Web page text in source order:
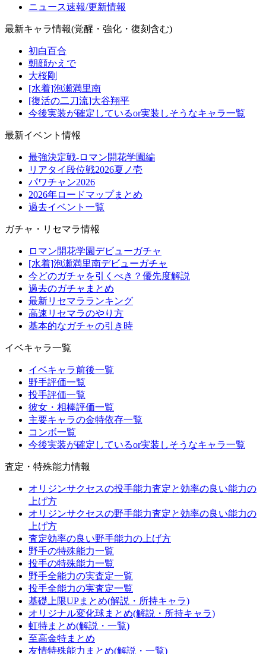
ニュース速報/更新情報
最新キャラ情報(覚醒・強化・復刻含む)
初白百合
朝顔かえで
大桜剛
[水着]泡瀬満里南
[復活の二刀流]大谷翔平
今後実装が確定しているor実装しそうなキャラ一覧
最新イベント情報
最強決定戦-ロマン開花学園編
リアタイ段位戦2026夏ノ壱
パワチャン2026
2026年ロードマップまとめ
過去イベント一覧
ガチャ・リセマラ情報
ロマン開花学園デビューガチャ
[水着]泡瀬満里南デビューガチャ
今どのガチャを引くべき？優先度解説
過去のガチャまとめ
最新リセマラランキング
高速リセマラのやり方
基本的なガチャの引き時
イベキャラ一覧
イベキャラ前後一覧
野手評価一覧
投手評価一覧
彼女・相棒評価一覧
主要キャラの金特依存一覧
コンボ一覧
今後実装が確定しているor実装しそうなキャラ一覧
査定・特殊能力情報
オリジンサクセスの投手能力査定と効率の良い能力の
上げ方
オリジンサクセスの野手能力査定と効率の良い能力の
上げ方
査定効率の良い野手能力の上げ方
野手の特殊能力一覧
投手の特殊能力一覧
野手全能力の実査定一覧
投手全能力の実査定一覧
基礎上限UPまとめ(解説・所持キャラ)
オリジナル変化球まとめ(解説・所持キャラ)
虹特まとめ(解説・一覧)
至高金特まとめ
友情特殊能力まとめ(解説・一覧)